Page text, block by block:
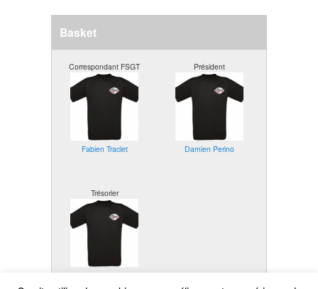
Basket
Correspondant FSGT
Fabien Traclet
Président
Damien Perino
Trésorier
Clément Brun